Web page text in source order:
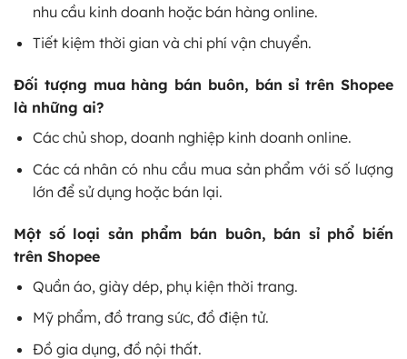
nhu cầu kinh doanh hoặc bán hàng online.
Tiết kiệm thời gian và chi phí vận chuyển.
Đối tượng mua hàng bán buôn, bán sỉ trên Shopee
là những ai?
Các chủ shop, doanh nghiệp kinh doanh online.
Các cá nhân có nhu cầu mua sản phẩm với số lượng
lớn để sử dụng hoặc bán lại.
Một số loại sản phẩm bán buôn, bán sỉ phổ biến
trên Shopee
Quần áo, giày dép, phụ kiện thời trang.
Mỹ phẩm, đồ trang sức, đồ điện tử.
Đồ gia dụng, đồ nội thất.